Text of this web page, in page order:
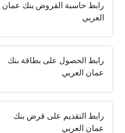
رابط حاسبة القروض بنك عمان
العربي
رابط الحصول على بطاقة بنك
عمان العربي
رابط التقديم على قرض بنك
عمان العربي